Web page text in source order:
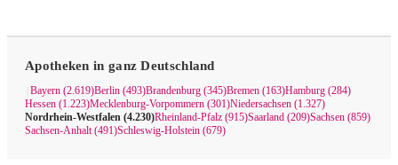
Apotheken in ganz Deutschland
Bayern (2.619)Berlin (493)Brandenburg (345)Bremen (163)Hamburg (284)
Hessen (1.223)Mecklenburg-Vorpommern (301)Niedersachsen (1.327)
Nordrhein-Westfalen (4.230)Rheinland-Pfalz (915)Saarland (209)Sachsen (859)
Sachsen-Anhalt (491)Schleswig-Holstein (679)